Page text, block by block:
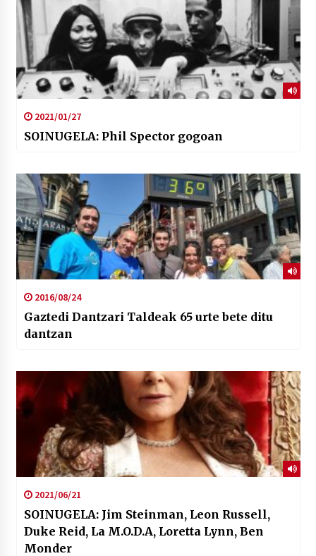
2021/01/27
SOINUGELA: Phil Spector gogoan
2016/08/24
Gaztedi Dantzari Taldeak 65 urte bete ditu
dantzan
2021/06/21
SOINUGELA: Jim Steinman, Leon Russell,
Duke Reid, La M.O.D.A, Loretta Lynn, Ben
Monder